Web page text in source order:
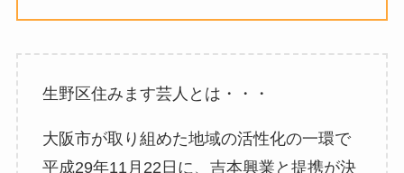
生野区住みます芸人とは・・・
大阪市が取り組めた地域の活性化の一環で
平成29年11月22日に、吉本興業と提携が決